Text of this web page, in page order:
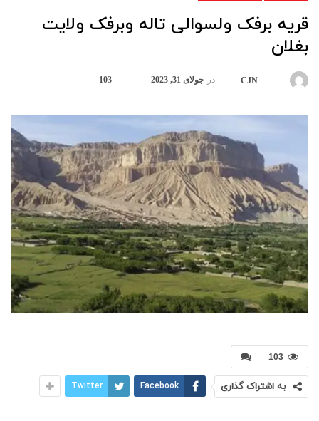
قریه برفک ولسوالی تاله وبرفک ولایت
بغلان
CJN در جولای 31, 2023 103
103
به اشتراک گذاری Facebook
Twitter